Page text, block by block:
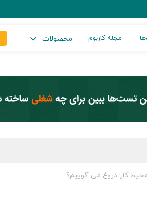
مجله کاربوم محصولات
کار دروغ می گوییم؟